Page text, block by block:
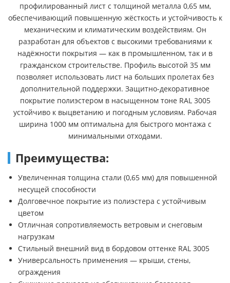
профилированный лист с толщиной металла 0,65 мм,
обеспечивающий повышенную жёсткость и устойчивость к
механическим и климатическим воздействиям. Он
разработан для объектов с высокими требованиями к
надёжности покрытия — как в промышленном, так и в
гражданском строительстве. Профиль высотой 35 мм
позволяет использовать лист на больших пролетах без
дополнительной поддержки. Защитно-декоративное
покрытие полиэстером в насыщенном тоне RAL 3005
устойчиво к выцветанию и погодным условиям. Рабочая
ширина 1000 мм оптимальна для быстрого монтажа с
минимальными отходами.
Преимущества:
Увеличенная толщина стали (0,65 мм) для повышенной
несущей способности
Долговечное покрытие из полиэстера с устойчивым
цветом
Отличная сопротивляемость ветровым и снеговым
нагрузкам
Стильный внешний вид в бордовом оттенке RAL 3005
Универсальность применения — крыши, стены,
ограждения